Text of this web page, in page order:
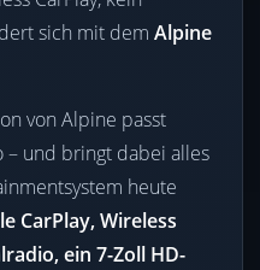
sich mit dem Alpine
von Alpine passt
– und bringt dabei alles
heute
CarPlay, Wireless
ein 7-Zoll HD-